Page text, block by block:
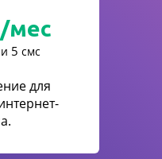
мес
5 смс
для